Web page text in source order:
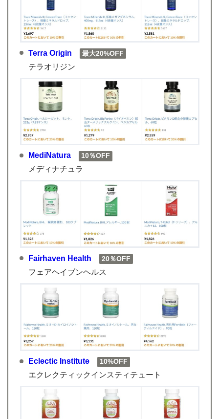
Terra Origin 最大20%OFF
テラオリジン
MediNatura 10％OFF
メディナチュラ
Fairhaven Health 20％OFF
フェアヘイブンヘルス
Eclectic Institute 10%OFF
エクレクティックインスティテュート